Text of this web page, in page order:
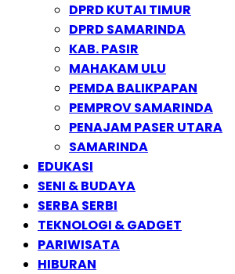
DPRD KUTAI TIMUR
DPRD SAMARINDA
KAB. PASIR
MAHAKAM ULU
PEMDA BALIKPAPAN
PEMPROV SAMARINDA
PENAJAM PASER UTARA
SAMARINDA
EDUKASI
SENI & BUDAYA
SERBA SERBI
TEKNOLOGI & GADGET
PARIWISATA
HIBURAN